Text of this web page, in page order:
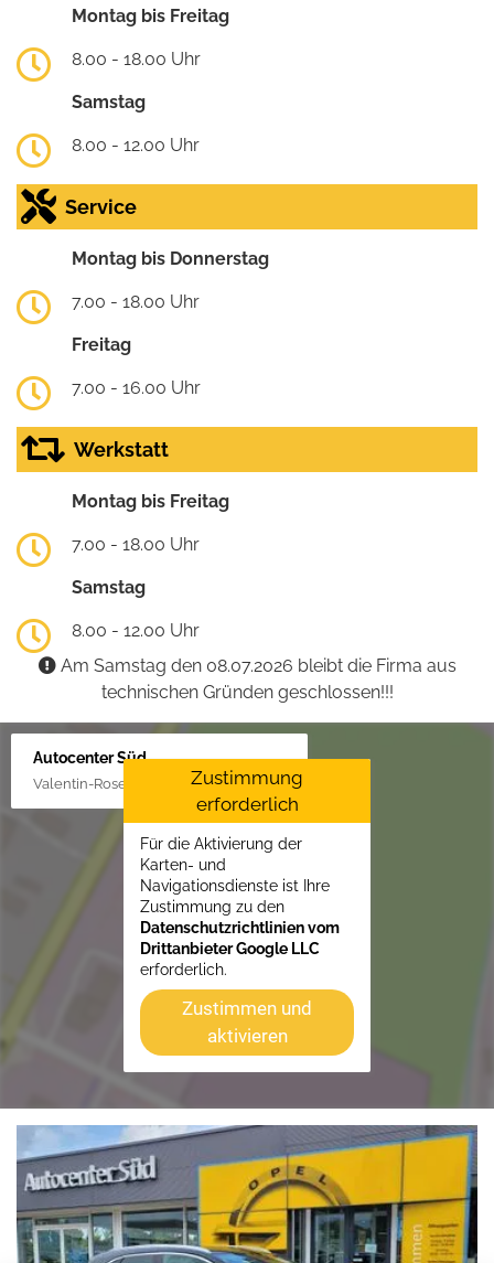
Montag bis Freitag
8.00 - 18.00 Uhr
Samstag
8.00 - 12.00 Uhr
Service
Montag bis Donnerstag
7.00 - 18.00 Uhr
Freitag
7.00 - 16.00 Uhr
Werkstatt
Montag bis Freitag
7.00 - 18.00 Uhr
Samstag
8.00 - 12.00 Uhr
Am Samstag den 08.07.2026 bleibt die Firma aus
technischen Gründen geschlossen!!!
Autocenter Süd
Valentin-Rose-Str. 3, 16816 Neuruppin
Zustimmung
erforderlich
Für die Aktivierung der
Karten- und
Navigationsdienste ist Ihre
Zustimmung zu den
Datenschutzrichtlinien vom
Drittanbieter Google LLC
erforderlich.
Zustimmen und
aktivieren